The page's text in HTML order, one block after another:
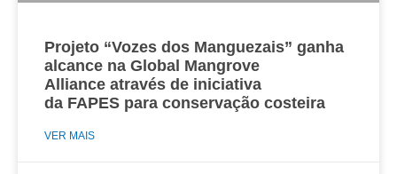
Projeto “Vozes dos Manguezais” ganha
alcance na Global Mangrove
Alliance através de iniciativa
da FAPES para conservação costeira
VER MAIS